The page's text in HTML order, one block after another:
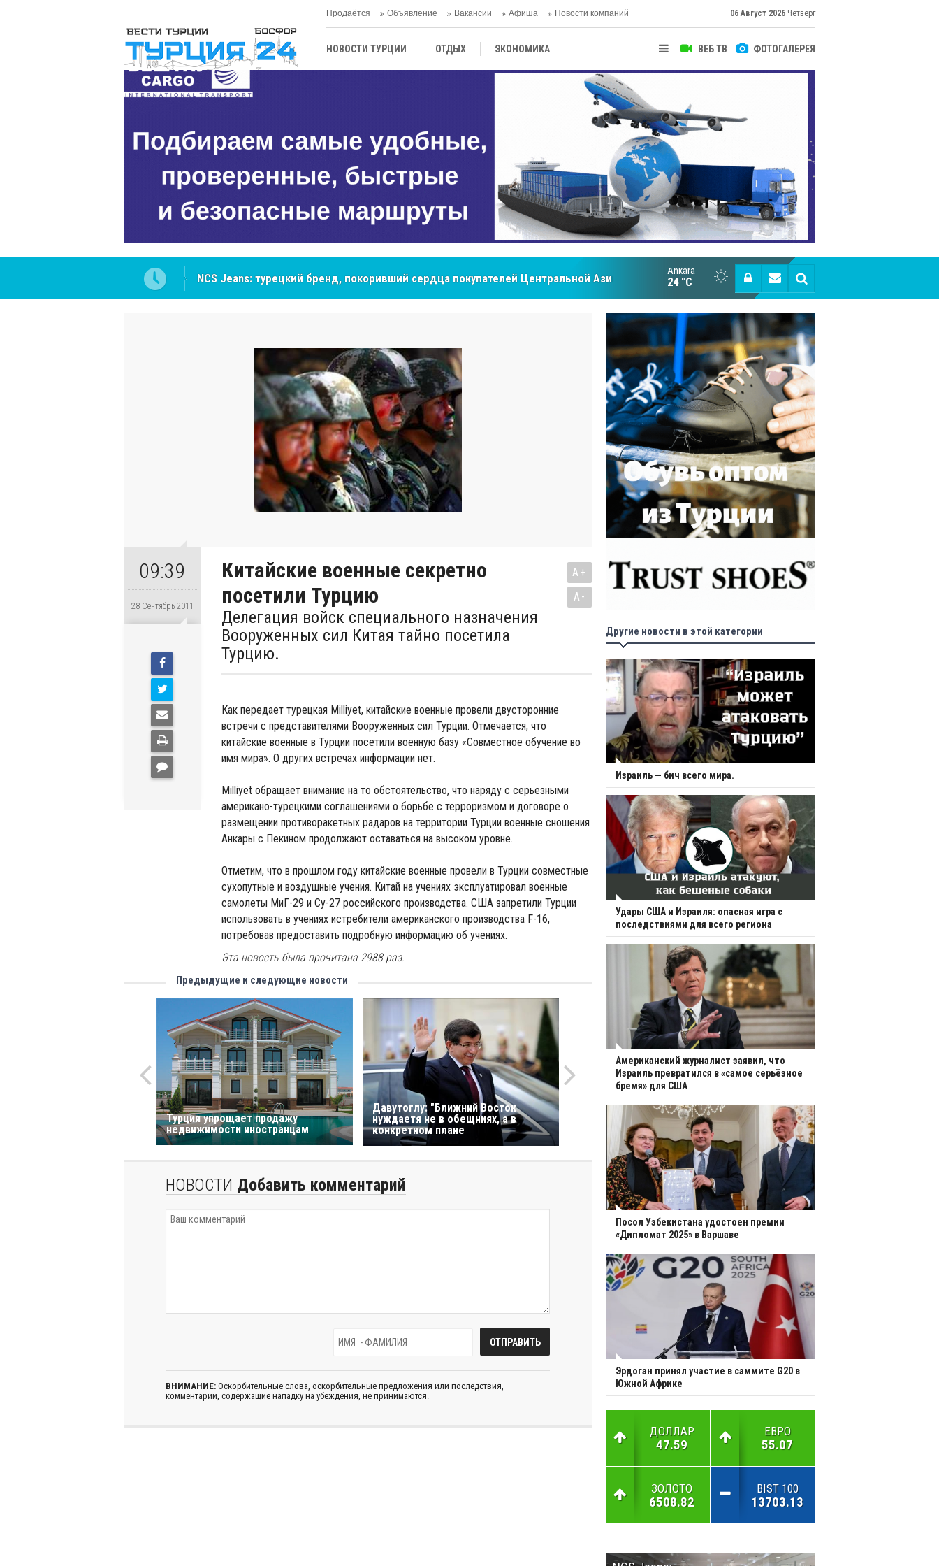
Продаётся Объявление Вакансии Афиша Новости компаний 06 Август 2026 Четверг
ВЕБ ТВ ФОТОГАЛЕРЕЯ
НОВОСТИ ТУРЦИИ ОТДЫХ ЭКОНОМИКА
ЦЕНТРАЛЬНАЯ АЗИЯ
Cottonhill покоряет мировые рынки
Великий Шёлковый путь объединяет таланты в
Ankara
24 °C
09:39
28 Сентябрь 2011
Китайские военные секретно
посетили Турцию
Делегация войск специального назначения
Вооруженных сил Китая тайно посетила
Турцию.
A+
A-
Как передает турецкая Milliyet, китайские военные провели двусторонние
встречи с представителями Вооруженных сил Турции. Отмечается, что
китайские военные в Турции посетили военную базу «Совместное обучение во
имя мира». О других встречах информации нет.
Milliyet обращает внимание на то обстоятельство, что наряду с серьезными
американо-турецкими соглашениями о борьбе с терроризмом и договоре о
размещении противоракетных радаров на территории Турции военные сношения
Анкары с Пекином продолжают оставаться на высоком уровне.
Отметим, что в прошлом году китайские военные провели в Турции совместные
сухопутные и воздушные учения. Китай на учениях эксплуатировал военные
самолеты МиГ-29 и Су-27 российского производства. США запретили Турции
использовать в учениях истребители американского производства F-16,
потребовав предоставить подробную информацию об учениях.
Эта новость была прочитана 2988 раз.
Предыдущие и следующие новости
Турция упрощает продажу
недвижимости иностранцам
Давутоглу: "Ближний Восток
нуждаетя не в обещниях, а в
конкретном плане
НОВОСТИ Добавить комментарий
ВНИМАНИЕ: Оскорбительные слова, оскорбительные предложения или последствия,
комментарии, содержащие нападку на убеждения, не принимаются.
Другие новости в этой категории
Израиль — бич всего мира.
Удары США и Израиля: опасная игра с
последствиями для всего региона
Американский журналист заявил, что
Израиль превратился в «самое серьёзное
бремя» для США
Посол Узбекистана удостоен премии
«Дипломат 2025» в Варшаве
Эрдоган принял участие в саммите G20 в
Южной Африке
ДОЛЛАР
47.59
ЕВРО
55.07
ЗОЛОТО
6508.82
BIST 100
13703.13